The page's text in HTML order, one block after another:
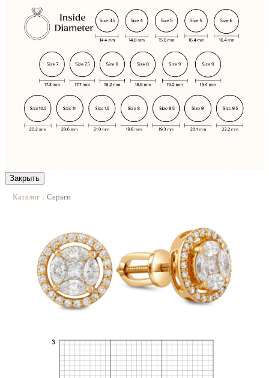
Закрыть
Каталог | Серьги